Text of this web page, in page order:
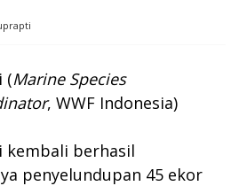
(Marine Species
, WWF Indonesia)
kembali berhasil
penyelundupan 45 ekor